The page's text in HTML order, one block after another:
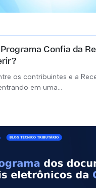
Programa Confia da
os contribuintes e a
em uma…